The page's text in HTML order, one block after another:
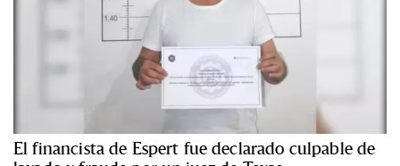
El financista de Espert fue declarado culpable de